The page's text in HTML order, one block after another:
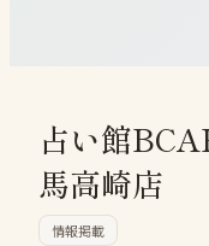
占い館
馬高崎店
情報掲載